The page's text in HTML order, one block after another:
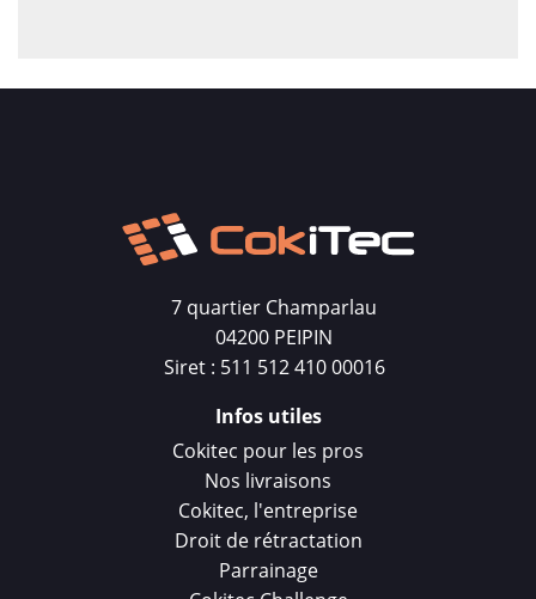
7 quartier Champarlau
04200 PEIPIN
Siret : 511 512 410 00016
Infos utiles
Cokitec pour les pros
Nos livraisons
Cokitec, l'entreprise
Droit de rétractation
Parrainage